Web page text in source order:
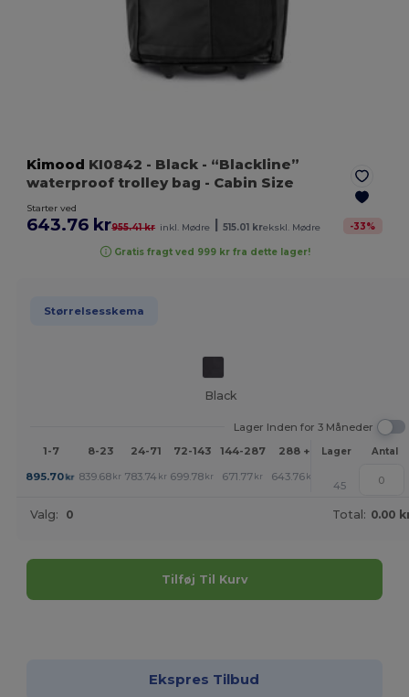
Kimood KI0842 - Black - “Blackline”
waterproof trolley bag - Cabin Size
Starter ved
643.76 kr955.41 kr inkl. Mødre 515.01 krekskl. Mødre -33%
Gratis fragt ved 999 kr fra dette lager!
Størrelsesskema
Black
Lager Inden for 3 Måneder
1-7
8-23 24-71 72-143 144-287 288 + Mere
Lager Antal
895.70kr 839.68 kr 783.74 kr 699.78 kr 671.77 kr 643.76 kr +
45
Valg: 0 Total: 0.00
Tilføj Til Kurv
Ekspres Tilbud